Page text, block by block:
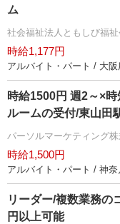
ム
社会福祉法人ともしび福
時給1,177円
アルバイト・パート / 大阪
時給1500円 週2～×
ルームの受付/東山田
パーソルマーケティング
時給1,500円
アルバイト・パート / 神奈
リーダー/複数業務の
円以上可能